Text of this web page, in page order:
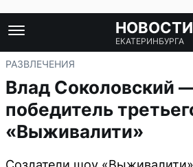
НОВОСТИ
ЕКАТЕРИНБУРГА
РАЗВЛЕЧЕНИЯ
Влад Соколовский
победитель
«Выживалити»